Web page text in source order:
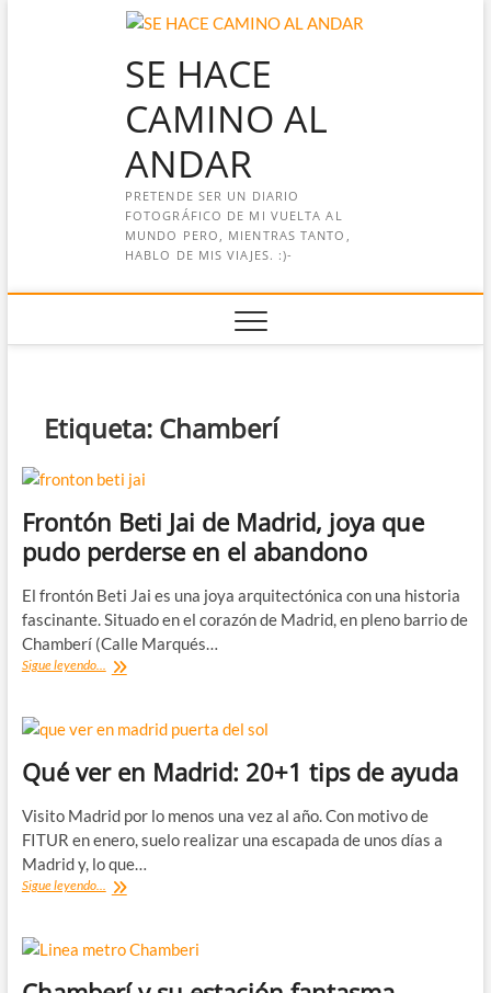
SE HACE
CAMINO AL
ANDAR
PRETENDE SER UN DIARIO
FOTOGRÁFICO DE MI VUELTA AL
MUNDO PERO, MIENTRAS TANTO,
HABLO DE MIS VIAJES. :)-
Etiqueta: Chamberí
Frontón Beti Jai de Madrid, joya que
pudo perderse en el abandono
El frontón Beti Jai es una joya arquitectónica con una historia
fascinante. Situado en el corazón de Madrid, en pleno barrio de
Chamberí (Calle Marqués…
Sigue leyendo... Frontón
de
que
perderse
en
el
abandono
Qué ver en Madrid: 20+1 tips de ayuda
Visito Madrid por lo menos una vez al año. Con motivo de
FITUR en enero, suelo realizar una escapada de unos días a
Madrid y, lo que…
Sigue leyendo... Qué
Madrid: